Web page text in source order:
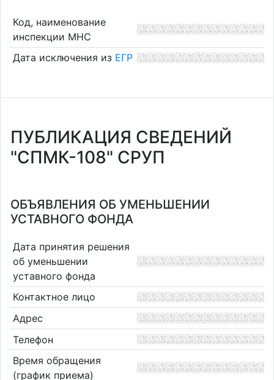
Код, наименование
инспекции МНС
Дата исключения из ЕГР
ПУБЛИКАЦИЯ СВЕДЕНИЙ
"СПМК-108" СРУП
ОБЪЯВЛЕНИЯ ОБ УМЕНЬШЕНИИ
УСТАВНОГО ФОНДА
Дата принятия решения
об уменьшении
уставного фонда
Контактное лицо
Адрес
Телефон
Время обращения
(график приема)